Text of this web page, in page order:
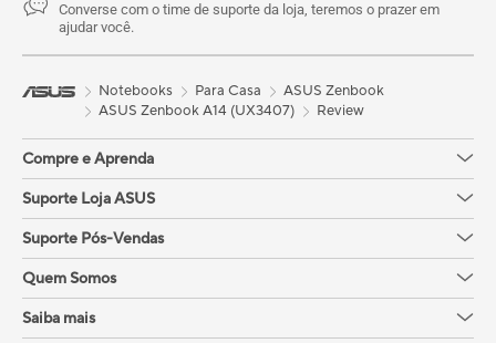
Converse com o time de suporte da loja, teremos o prazer em
ajudar você.
Notebooks Para Casa
ASUS Zenbook
ASUS Zenbook A14 (UX3407)
Review
Compre e Aprenda
Suporte Loja ASUS
Suporte Pós-Vendas
Quem Somos
Saiba mais